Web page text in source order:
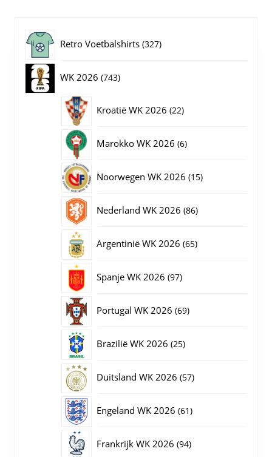
Retro Voetbalshirts 327327
WK 2026 743743
Kroatië WK 2026 2222
Marokko WK 2026 66
Noorwegen WK 2026 1515
Nederland WK 2026 8686
Argentinië WK 2026 6565
Spanje WK 2026 9797
Portugal WK 2026 6969
Brazilië WK 2026 2525
Duitsland WK 2026 5757
Engeland WK 2026 6161
Frankrijk WK 2026 9494